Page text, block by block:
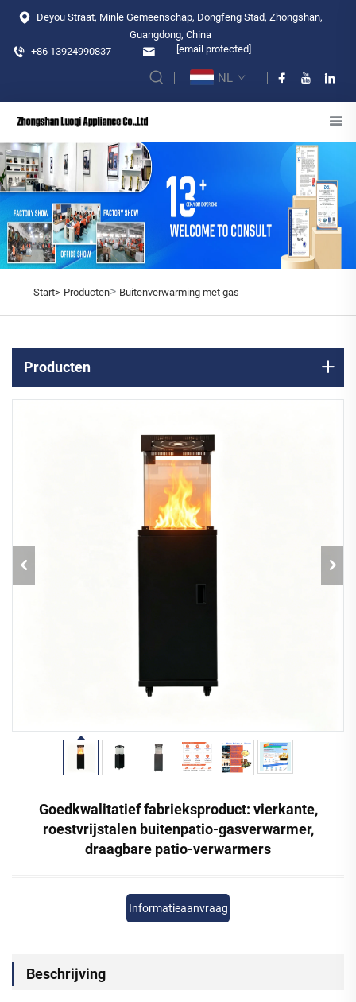
Deyou Straat, Minle Gemeenschap, Dongfeng Stad, Zhongshan,
Guangdong, China
+86 13924990837
[email protected]
NL
Start> Producten> Buitenverwarming met gas
Producten
Goedkwalitatief fabrieksproduct: vierkante,
roestvrijstalen buitenpatio-gasverwarmer,
draagbare patio-verwarmers
Informatieaanvraag
Beschrijving